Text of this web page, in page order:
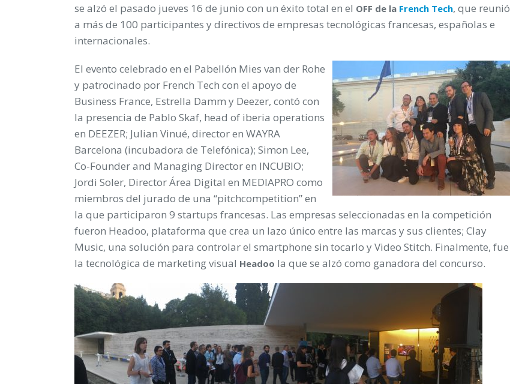
se alzó el pasado jueves 16 de junio con un éxito total en el OFF de la French Tech, que reunió
a más de 100 participantes y directivos de empresas tecnológicas francesas, españolas e
internacionales.
El evento celebrado en el Pabellón Mies van der Rohe
y patrocinado por French Tech con el apoyo de
Business France, Estrella Damm y Deezer, contó con
la presencia de Pablo Skaf, head of iberia operations
en DEEZER; Julian Vinué, director en WAYRA
Barcelona (incubadora de Telefónica); Simon Lee,
Co-Founder and Managing Director en INCUBIO;
Jordi Soler, Director Área Digital en MEDIAPRO como
miembros del jurado de una “pitchcompetition” en
la que participaron 9 startups francesas. Las empresas seleccionadas en la competición
fueron Headoo, plataforma que crea un lazo único entre las marcas y sus clientes; Clay
Music, una solución para controlar el smartphone sin tocarlo y Video Stitch. Finalmente, fue
la tecnológica de marketing visual Headoo la que se alzó como ganadora del concurso.